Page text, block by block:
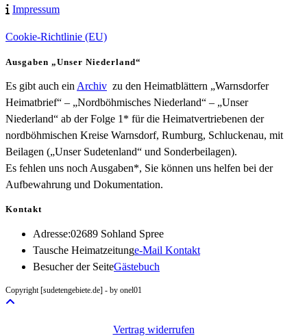
Impressum
Cookie-Richtlinie (EU)
Ausgaben „Unser Niederland“
Es gibt auch ein Archiv zu den Heimatblättern „Warnsdorfer
Heimatbrief“ – „Nordböhmisches Niederland“ – „Unser
Niederland“ ab der Folge 1* für die Heimatvertriebenen der
nordböhmischen Kreise Warnsdorf, Rumburg, Schluckenau, mit
Beilagen („Unser Sudetenland“ und Sonderbeilagen).
Es fehlen uns noch Ausgaben*, Sie können uns helfen bei der
Aufbewahrung und Dokumentation.
Kontakt
Adresse:02689 Sohland Spree
Tausche Heimatzeitunge-Mail KontaktOpens
Besucher der SeiteGästebuch
Copyright [sudetengebiete.de] - by onel01
Vertrag widerrufen